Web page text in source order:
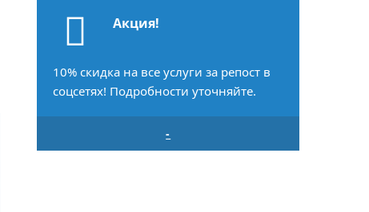
Акция!
10% скидка на все услуги за репост в
соцсетях! Подробности уточняйте.
-